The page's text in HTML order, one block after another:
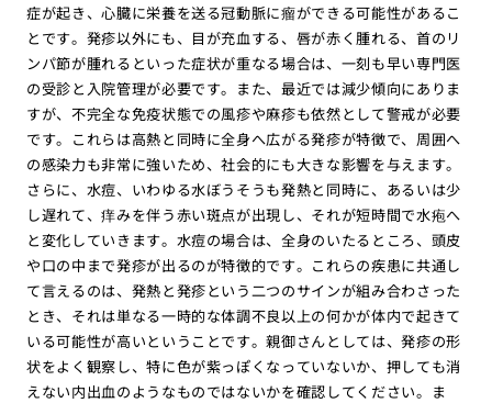
症が起き、心臓に栄養を送る冠動脈に瘤ができる可能性があるこ
とです。発疹以外にも、目が充血する、唇が赤く腫れる、首のリ
ンパ節が腫れるといった症状が重なる場合は、一刻も早い専門医
の受診と入院管理が必要です。また、最近では減少傾向にありま
すが、不完全な免疫状態での風疹や麻疹も依然として警戒が必要
です。これらは高熱と同時に全身へ広がる発疹が特徴で、周囲へ
の感染力も非常に強いため、社会的にも大きな影響を与えます。
さらに、水痘、いわゆる水ぼうそうも発熱と同時に、あるいは少
し遅れて、痒みを伴う赤い斑点が出現し、それが短時間で水疱へ
と変化していきます。水痘の場合は、全身のいたるところ、頭皮
や口の中まで発疹が出るのが特徴的です。これらの疾患に共通し
て言えるのは、発熱と発疹という二つのサインが組み合わさった
とき、それは単なる一時的な体調不良以上の何かが体内で起きて
いる可能性が高いということです。親御さんとしては、発疹の形
状をよく観察し、特に色が紫っぽくなっていないか、押しても消
えない内出血のようなものではないかを確認してください。ま